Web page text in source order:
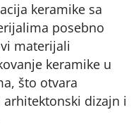
keramike sa
posebno
materijali
keramike u
što otvara
dizajn i